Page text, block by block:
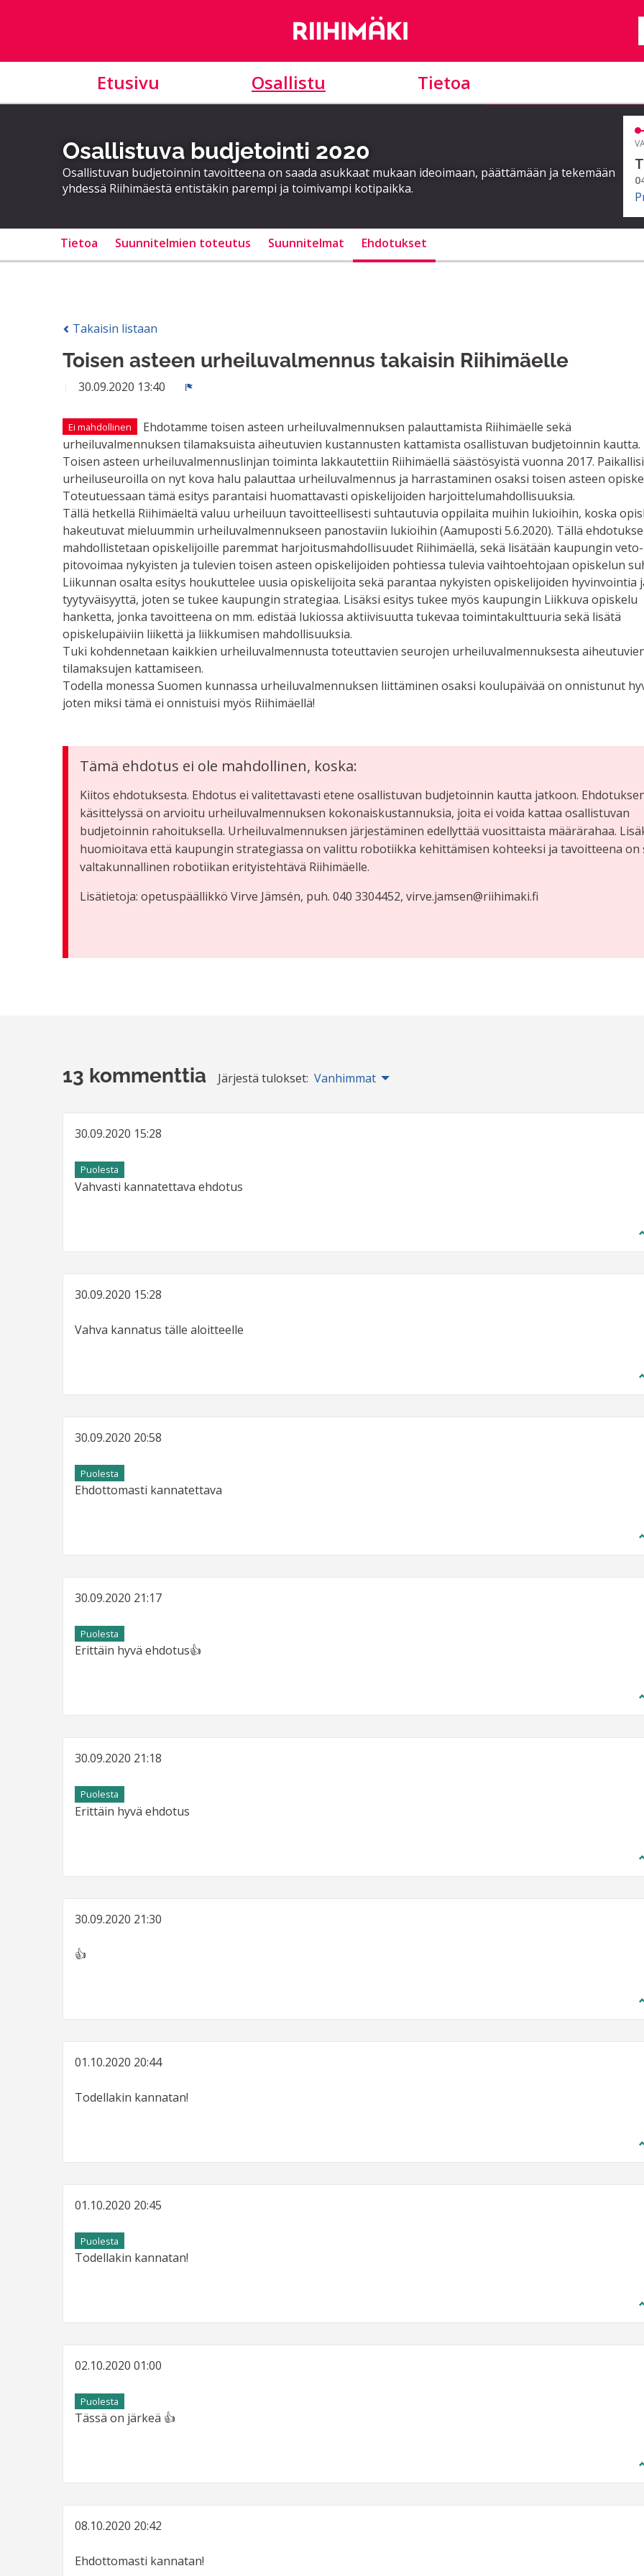
Etusivu Osallistu Tietoa
Osallistuva budjetointi 2020
Osallistuvan budjetoinnin tavoitteena on saada asukkaat mukaan ideoimaan, päättämään ja tekemään
yhdessä Riihimäestä entistäkin parempi ja toimivampi kotipaikka.
Tietoa Suunnitelmien toteutus Suunnitelmat Ehdotukset
Takaisin listaan
Toisen asteen urheiluvalmennus takaisin Riihimäelle
30.09.2020 13:40
Ei mahdollinen
Ehdotamme toisen asteen urheiluvalmennuksen palauttamista Riihimäelle sekä
urheiluvalmennuksen tilamaksuista aiheutuvien kustannusten kattamista osallistuvan budjetoinnin kautta.
Toisen asteen urheiluvalmennuslinjan toiminta lakkautettiin Riihimäellä säästösyistä vuonna 2017.
urheiluseuroilla on nyt kova halu palauttaa urheiluvalmennus ja harrastaminen osaksi toisen asteen
Toteutuessaan tämä esitys parantaisi huomattavasti opiskelijoiden harjoittelumahdollisuuksia.
Tällä hetkellä Riihimäeltä valuu urheiluun tavoitteellisesti suhtautuvia oppilaita muihin lukioihin, koska
hakeutuvat mieluummin urheiluvalmennukseen panostaviin lukioihin (Aamuposti 5.6.2020). Tällä
mahdollistetaan opiskelijoille paremmat harjoitusmahdollisuudet Riihimäellä, sekä lisätään kaupungin
pitovoimaa nykyisten ja tulevien toisen asteen opiskelijoiden pohtiessa tulevia vaihtoehtojaan opiskelun
Liikunnan osalta esitys houkuttelee uusia opiskelijoita sekä parantaa nykyisten opiskelijoiden hyvinvointia
tyytyväisyyttä, joten se tukee kaupungin strategiaa. Lisäksi esitys tukee myös kaupungin Liikkuva opiskelu
hanketta, jonka tavoitteena on mm. edistää lukiossa aktiivisuutta tukevaa toimintakulttuuria sekä lisätä
opiskelupäiviin liikettä ja liikkumisen mahdollisuuksia.
Tuki kohdennetaan kaikkien urheiluvalmennusta toteuttavien seurojen urheiluvalmennuksesta
tilamaksujen kattamiseen.
Todella monessa Suomen kunnassa urheiluvalmennuksen liittäminen osaksi koulupäivää on onnistunut
joten miksi tämä ei onnistuisi myös Riihimäellä!
Tämä ehdotus ei ole mahdollinen, koska:
Kiitos ehdotuksesta. Ehdotus ei valitettavasti etene osallistuvan budjetoinnin kautta jatkoon.
käsittelyssä on arvioitu urheiluvalmennuksen kokonaiskustannuksia, joita ei voida kattaa osallistuvan
budjetoinnin rahoituksella. Urheiluvalmennuksen järjestäminen edellyttää vuosittaista määrärahaa.
huomioitava että kaupungin strategiassa on valittu robotiikka kehittämisen kohteeksi ja tavoitteena on
valtakunnallinen robotiikan erityistehtävä Riihimäelle.
Lisätietoja: opetuspäällikkö Virve Jämsén, puh. 040 3304452, virve.jamsen@riihimaki.fi
13 kommenttia Järjestä tulokset: Vanhimmat
30.09.2020 15:28
Puolesta
Vahvasti kannatettava ehdotus
30.09.2020 15:28
Vahva kannatus tälle aloitteelle
30.09.2020 20:58
Puolesta
Ehdottomasti kannatettava
30.09.2020 21:17
Puolesta
Erittäin hyvä ehdotus👍
30.09.2020 21:18
Puolesta
Erittäin hyvä ehdotus
30.09.2020 21:30
👍
01.10.2020 20:44
Todellakin kannatan!
01.10.2020 20:45
Puolesta
Todellakin kannatan!
02.10.2020 01:00
Puolesta
Tässä on järkeä 👍
08.10.2020 20:42
Ehdottomasti kannatan!